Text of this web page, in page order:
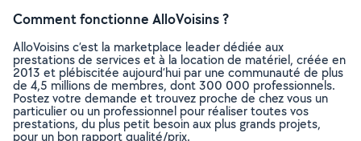
Comment fonctionne AlloVoisins ?
AlloVoisins c’est la marketplace leader dédiée aux
prestations de services et à la location de matériel, créée en
2013 et plébiscitée aujourd’hui par une communauté de plus
de 4,5 millions de membres, dont 300 000 professionnels.
Postez votre demande et trouvez proche de chez vous un
particulier ou un professionnel pour réaliser toutes vos
prestations, du plus petit besoin aux plus grands projets,
pour un bon rapport qualité/prix.